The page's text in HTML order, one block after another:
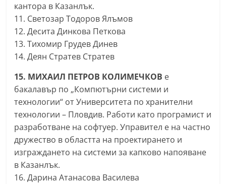
m
кантора в Казанлък.
11. Светозар Тодоров Ялъмов
12. Десита Динкова Петкова
13. Тихомир Грудев Динев
14. Деян Стратев Стратев
15. МИХАИЛ ПЕТРОВ КОЛИМЕЧКОВ е
бакалавър по „Компютърни системи и
технологии“ от Университета по хранителни
технологии – Пловдив. Работи като програмист и
разработване на софтуер. Управител е на частно
дружество в областта на проектирането и
изграждането на системи за капково напояване
в Казанлък.
16. Дарина Атанасова Василева